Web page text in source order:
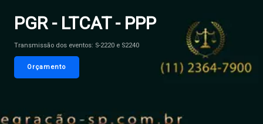
PGR - LTCAT - PPP
Transmissão dos eventos: S-2220 e S2240
Orçamento